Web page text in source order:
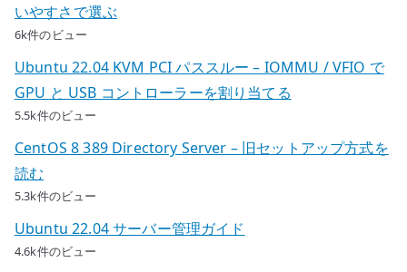
いやすさで選ぶ
6k件のビュー
Ubuntu 22.04 KVM PCI パススルー – IOMMU / VFIO で
GPU と USB コントローラーを割り当てる
5.5k件のビュー
CentOS 8 389 Directory Server – 旧セットアップ方式を
読む
5.3k件のビュー
Ubuntu 22.04 サーバー管理ガイド
4.6k件のビュー